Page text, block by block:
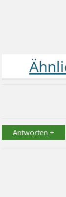
Antworten +